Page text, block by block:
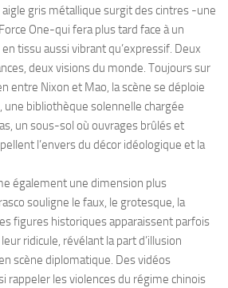
gris métallique surgit des cintres -une
One-qui fera plus tard face à un
tissu aussi vibrant qu’expressif. Deux
deux visions du monde. Toujours sur
entre Nixon et Mao, la scène se déploie
une bibliothèque solennelle chargée
un sous-sol où ouvrages brûlés et
l’envers du décor idéologique et la
également une dimension plus
souligne le faux, le grotesque, la
figures historiques apparaissent parfois
ridicule, révélant la part d’illusion
scène diplomatique. Des vidéos
rappeler les violences du régime chinois